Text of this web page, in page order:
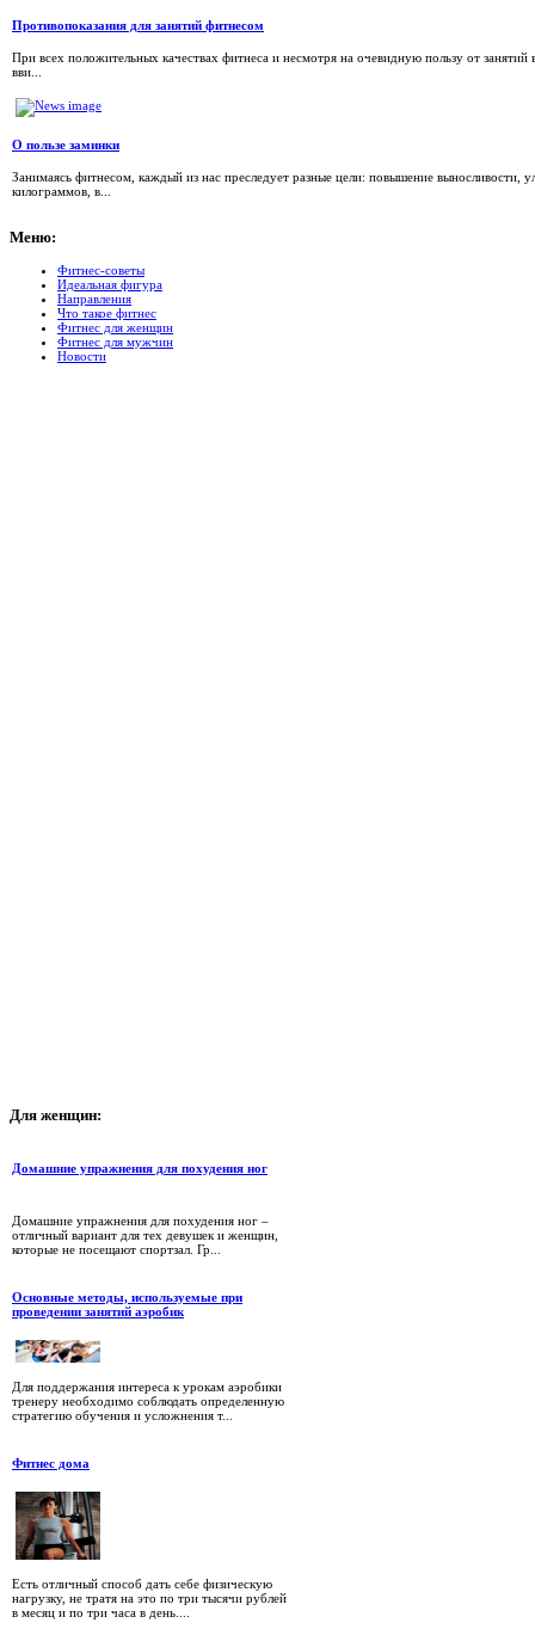
Противопоказания для занятий фитнесом
При всех положительных качествах фитнеса и несмотря на очевидную пользу от
вви...
О пользе заминки
Занимаясь фитнесом, каждый из нас преследует разные цели: повышение выносливости,
килограммов, в...
Меню:
Фитнес-советы
Идеальная фигура
Направления
Что такое фитнес
Фитнес для женщин
Фитнес для мужчин
Новости
Для женщин:
Домашние упражнения для похудения ног
Домашние упражнения для похудения ног –
отличный вариант для тех девушек и женщин,
которые не посещают спортзал. Гр...
Основные методы, используемые при
проведении занятий аэробик
Для поддержания интереса к урокам аэробики
тренеру необходимо соблюдать определенную
стратегию обучения и усложнения т...
Фитнес дома
Есть отличный способ дать себе физическую
нагрузку, не тратя на это по три тысячи рублей
в месяц и по три часа в день....